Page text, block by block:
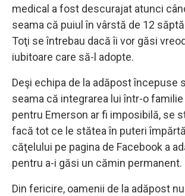
medical a fost descurajat atunci
seama că puiul în vârstă de 12
Toţi se întrebau dacă îi vor găsi
iubitoare care să-l adopte.
Deşi echipa de la adăpost începuse
seama că integrarea lui într-o
pentru Emerson ar fi imposibilă, se
facă tot ce le stătea în puteri
căţelului pe pagina de Facebook a
pentru a-i găsi un cămin permanent.
Din fericire, oamenii de la adăpost